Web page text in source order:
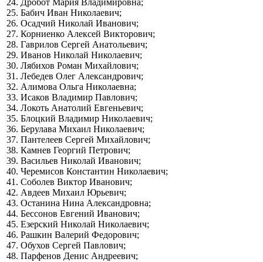
24. Дробот Мария Владимировна;
25. Бабич Иван Николаевич;
26. Осадчий Николай Иванович;
27. Корниенко Алексей Викторович;
28. Гаврилов Сергей Анатольевич;
29. Иванов Николай Николаевич;
30. Лябихов Роман Михайлович;
31. Лебедев Олег Александрович;
32. Алимова Ольга Николаевна;
33. Исаков Владимир Павлович;
34. Локоть Анатолий Евгеньевич;
35. Блоцкий Владимир Николаевич;
36. Берулава Михаил Николаевич;
37. Пантелеев Сергей Михайлович;
38. Камнев Георгий Петрович;
39. Васильев Николай Иванович;
40. Черемисов Константин Николаевич;
41. Соболев Виктор Иванович;
42. Авдеев Михаил Юрьевич;
43. Останина Нина Александровна;
44. Бессонов Евгений Иванович;
45. Езерский Николай Николаевич;
46. Рашкин Валерий Федорович;
47. Обухов Сергей Павлович;
48. Парфенов Денис Андреевич;